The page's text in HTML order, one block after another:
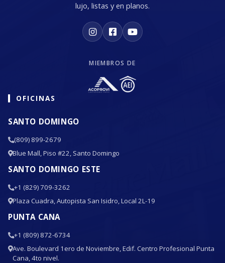
lujo, listas y en planos.
MIEMBROS DE
OFICINAS
SANTO DOMINGO
(809) 899-2679
Blue Mall, Piso #22, Santo Domingo
SANTO DOMINGO ESTE
+1 (829) 709-3262
Plaza Cuadra, Autopista San Isidro, Local 2L-19
PUNTA CANA
+1 (809) 872-6734
Ave. Boulevard 1ero de Noviembre, Edif. Centro Profesional Punta
Cana, 4to nivel.